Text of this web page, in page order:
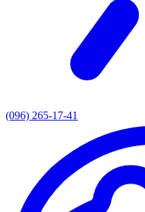
(096) 265-17-41